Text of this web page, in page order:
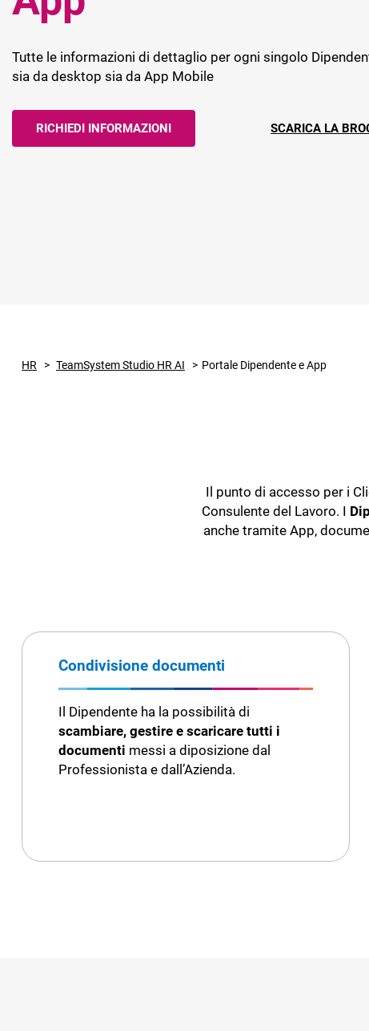
Tutte le informazioni di dettaglio per ogni singolo
sia da desktop sia da App Mobile
RICHIEDI INFORMAZIONI SCARICA LA
HR TeamSystem Studio HR AI Portale Dipendente e App
Il punto di accesso per i
Consulente del Lavoro. I
anche tramite App,
Condivisione documenti
Il Dipendente ha la possibilità di
scambiare, gestire e scaricare tutti i
documenti messi a diposizione dal
Professionista e dall’Azienda.